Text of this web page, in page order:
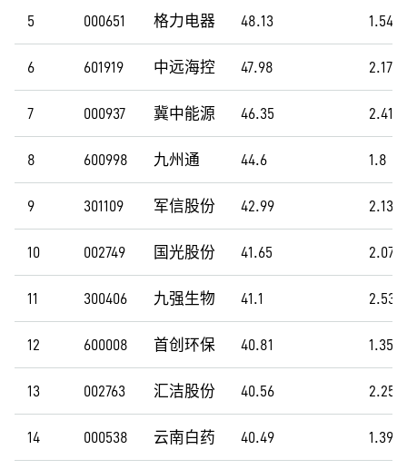
5 000651 格力电器 48.13 1.54
6 601919 中远海控 47.98 2.17
7 000937 冀中能源 46.35 2.41
8 600998 九州通 44.6 1.8
9 301109 军信股份 42.99 2.13
10 002749 国光股份 41.65 2.07
11 300406 九强生物 41.1 2.53
12 600008 首创环保 40.81 1.35
13 002763 汇洁股份 40.56 2.25
14 000538 云南白药 40.49 1.39